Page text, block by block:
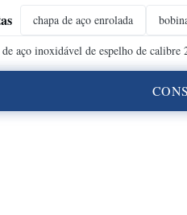
chapa de aço enrolada
aço inoxidável de espelho de calibre
CONS